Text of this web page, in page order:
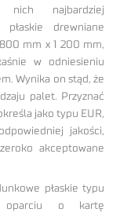
nich najbardziej
drewniane
mm x 1 200 mm,
w odniesieniu
Wynika on stąd, że
palet. Przyznać
jako typu EUR,
jakości,
akceptowane
płaskie typu
oparciu o kartę